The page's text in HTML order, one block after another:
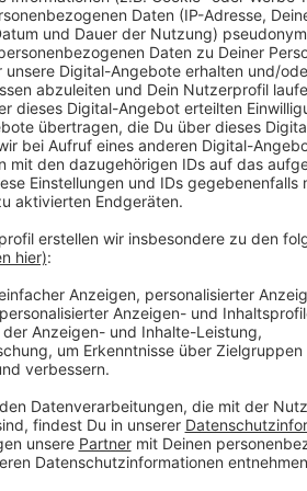
Anzeige
Präsentiert wird es heute
Kolumbien in Gelsenkirchen.
einige Vorschläge, die alle an
Herzi von Bär. In den
der UEFA teilnehmen, sowie
Maskottchens abstimmen. In
präsent sein. Er wird
Kinder in ganz Europa
begeistern.
Anzeige
Weitere Infos und Links
Anzeige